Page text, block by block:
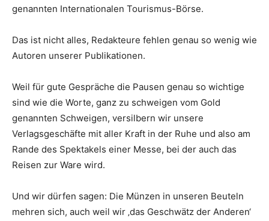
genannten Internationalen Tourismus-Börse.
Das ist nicht alles, Redakteure fehlen genau so wenig wie
Autoren unserer Publikationen.
Weil für gute Gespräche die Pausen genau so wichtige
sind wie die Worte, ganz zu schweigen vom Gold
genannten Schweigen, versilbern wir unsere
Verlagsgeschäfte mit aller Kraft in der Ruhe und also am
Rande des Spektakels einer Messe, bei der auch das
Reisen zur Ware wird.
Und wir dürfen sagen: Die Münzen in unseren Beuteln
mehren sich, auch weil wir ‚das Geschwätz der Anderen‘